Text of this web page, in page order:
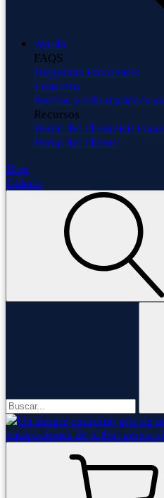
Ayuda
FAQS
Preguntas Frecuentes
Contacto
Precios y tallasQuiénes
Recursos
Portal del clienteKit
Portal del cliente
Blog
Galería